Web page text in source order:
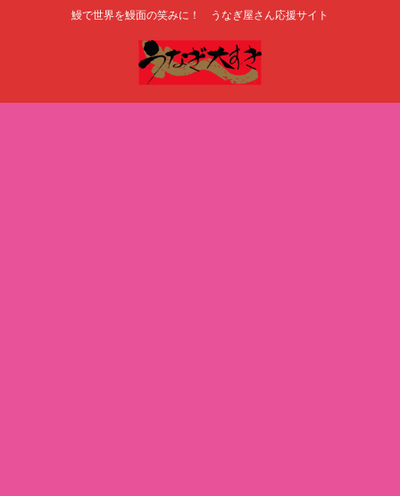
鰻で世界を鰻面の笑みに！ うなぎ屋さん応援サイト